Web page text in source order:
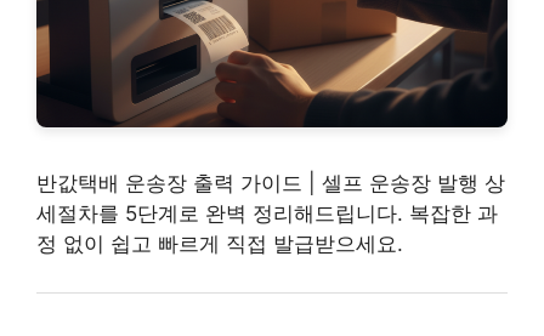
반값택배 운송장 출력 가이드 | 셀프 운송장 발행 상
세절차를 5단계로 완벽 정리해드립니다. 복잡한 과
정 없이 쉽고 빠르게 직접 발급받으세요.